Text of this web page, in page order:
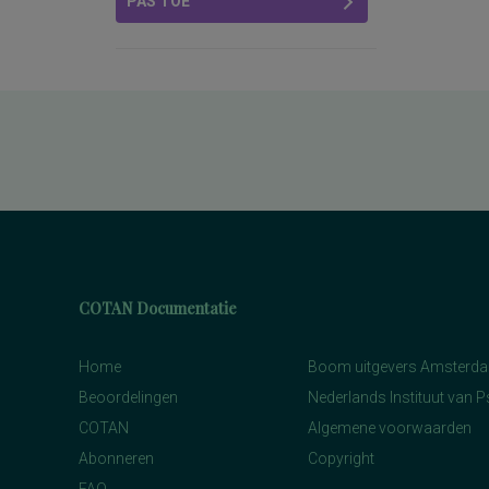
COTAN Documentatie
Home
Beoordelingen
COTAN
Abonneren
Boom uitgevers
Nederlands Instituut van
Algemene voorwaarden
Copyright